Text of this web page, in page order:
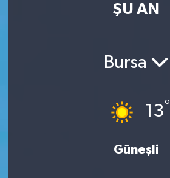
ŞU AN
Bursa
13°
Güneşli